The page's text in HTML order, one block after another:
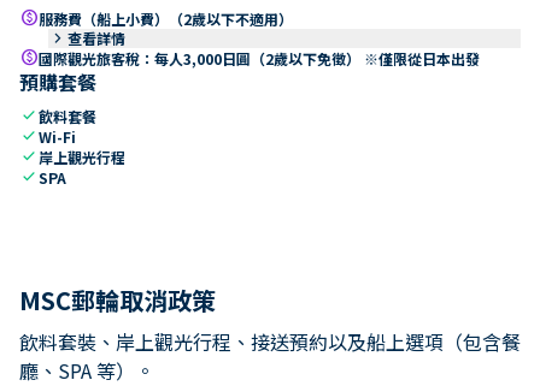
paid服務費（船上小費）（2歲以下不適用）
keyboard_arrow_right 查看詳情
paid國際觀光旅客稅：每人3,000日圓（2歲以下免徵） ※僅限從日本出發
預購套餐
check飲料套餐
checkWi-Fi
check 岸上觀光行程
checkSPA
MSC郵輪取消政策
飲料套裝、岸上觀光行程、接送預約以及船上選項（包含餐
廳、SPA 等）。